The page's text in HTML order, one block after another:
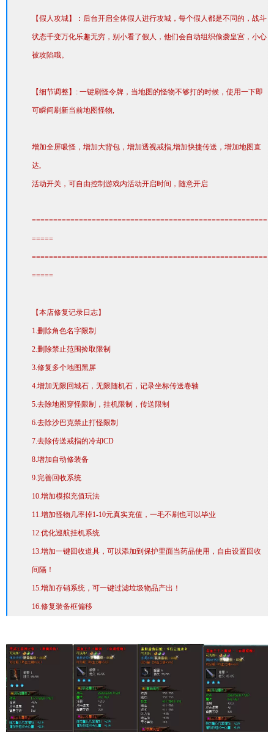
【假人攻城】：后台开启全体假人进行攻城，每个假人都是不同的，战斗
状态千变万化乐趣无穷，别小看了假人，他们会自动组织偷袭皇宫，小心
被攻陷哦。
【细节调整】: 一键刷怪令牌，当地图的怪物不够打的时候，使用一下即
可瞬间刷新当前地图怪物,
增加全屏吸怪，增加大背包，增加透视戒指,增加快捷传送，增加地图直
达,
活动开关，可自由控制游戏内活动开启时间，随意开启
=======================================================
=====
=======================================================
=====
【本店修复记录日志】
1.删除角色名字限制
2.删除禁止范围捡取限制
3.修复多个地图黑屏
4.增加无限回城石，无限随机石，记录坐标传送卷轴
5.去除地图穿怪限制，挂机限制，传送限制
6.去除沙巴克禁止打怪限制
7.去除传送戒指的冷却CD
8.增加自动修装备
9.完善回收系统
10.增加模拟充值玩法
11.增加怪物几率掉1-10元真实充值，一毛不刷也可以毕业
12.优化巡航挂机系统
13.增加一键回收道具，可以添加到保护里面当药品使用，自由设置回收
间隔！
15.增加存销系统，可一键过滤垃圾物品产出！
16.修复装备框偏移